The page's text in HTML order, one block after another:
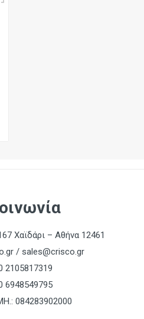
Χαϊδάρι – Αθήνα 12461
/ sales@crisco.gr
2105817319
6948549795
084283902000